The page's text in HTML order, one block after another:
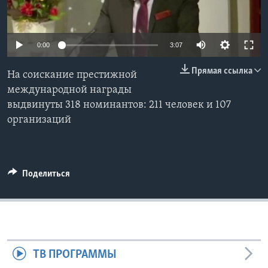
Learning English
СОЦИАЛЬНЫЕ СЕТИ
Языки
0:00 3:07
Прямая ссылка
На соискание престижной
международной награды
выдвинуты 318 номинантов: 211 человек и 107
организаций
Поделиться
ТВ ПРОГРАММЫ